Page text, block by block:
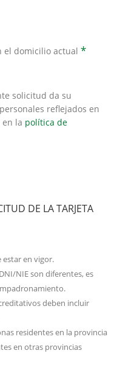
el domicilio actual *
solicitud da su
reflejados en
la política de
DE LA TARJETA
en vigor.
NIE son diferentes, es
deben incluir
residentes en la provincia
en otras provincias